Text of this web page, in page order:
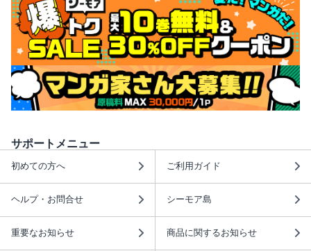
サポートメニュー
初めての方へ ご利用ガイド
ヘルプ・お問合せ シーモア島
重要なお知らせ 商品に関するお知らせ